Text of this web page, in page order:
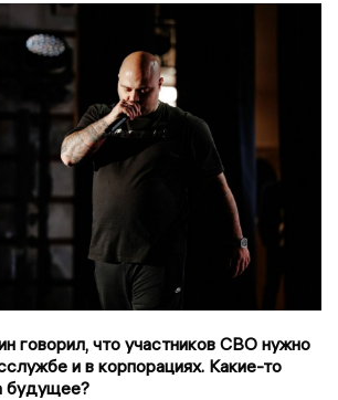
говорил, что участников СВО нужно
и в корпорациях. Какие-то
будущее?